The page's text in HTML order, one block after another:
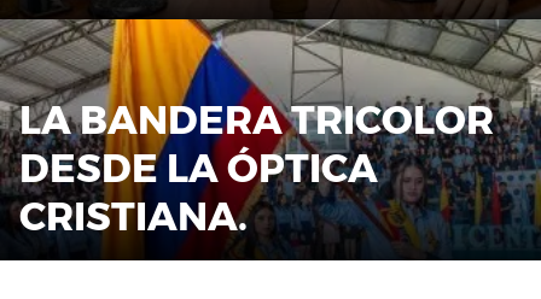
LA BANDERA TRICOLOR
DESDE LA ÓPTICA
CRISTIANA.